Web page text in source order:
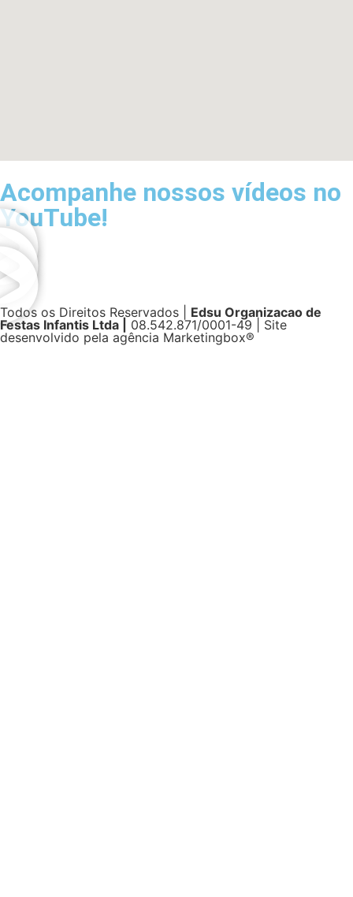
Acompanhe nossos vídeos no
YouTube!
Todos os Direitos Reservados | Edsu Organizacao de
Festas Infantis Ltda |
08.542.871/0001-49 | Site
desenvolvido pela agência Marketingbox®